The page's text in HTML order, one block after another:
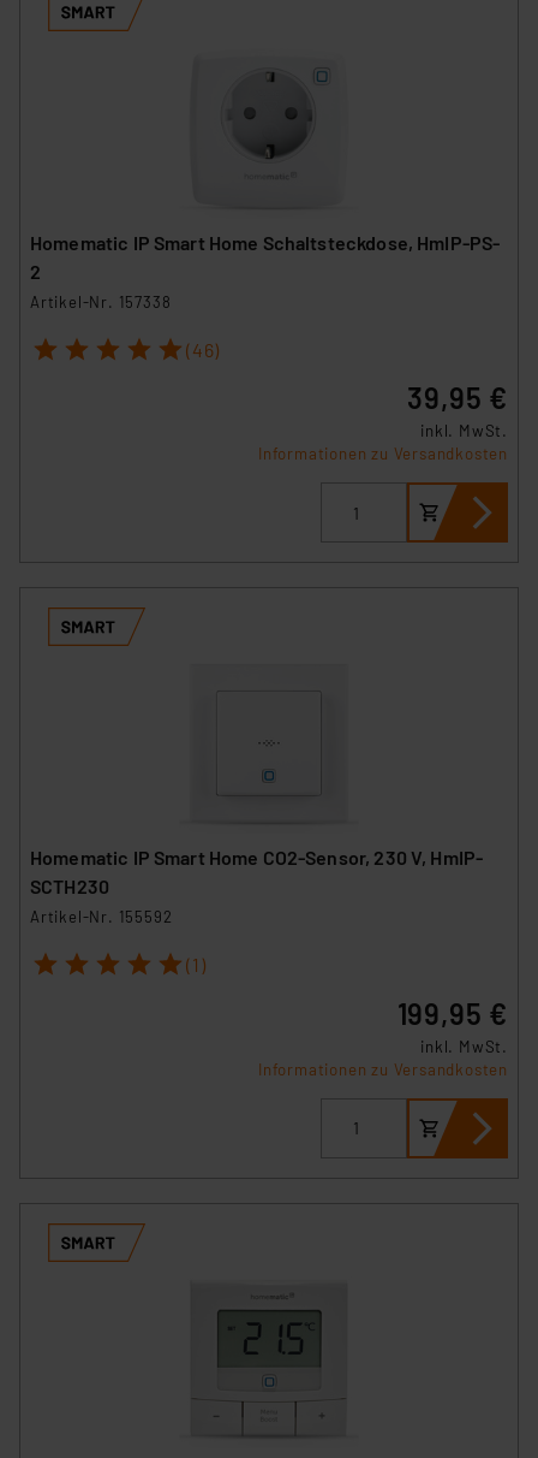
Homematic IP Smart Home Schaltsteckdose, HmIP-PS-
2
Artikel-Nr. 157338
1 2 3 4 5 (46)
39,95 €
inkl. MwSt.
Informationen zu Versandkosten
Homematic IP Smart Home CO2-Sensor, 230 V, HmIP-
SCTH230
Artikel-Nr. 155592
1 2 3 4 5 (1)
199,95 €
inkl. MwSt.
Informationen zu Versandkosten